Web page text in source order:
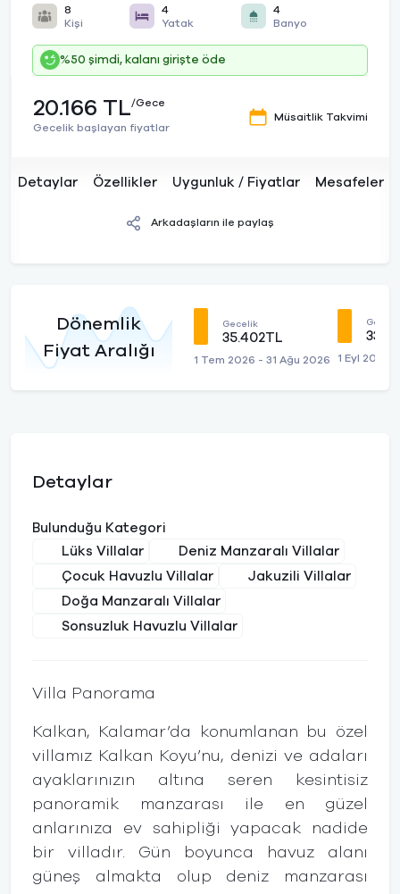
8
Kişi
4
Yatak
4
Banyo
%50 şimdi, kalanı girişte öde
20.166 TL/Gece
Gecelik başlayan fiyatlar
Müsaitlik Takvimi
Detaylar Özellikler Uygunluk / Fiyatlar Mesafeler
Arkadaşların ile paylaş
Dönemlik
Fiyat Aralığı
Gecelik
35.402TL
1 Tem 2026 - 31 Ağu 2026 1 Eyl 2026
Detaylar
Bulunduğu Kategori
Lüks Villalar
Deniz Manzaralı Villalar
Çocuk Havuzlu Villalar
Jakuzili Villalar
Doğa Manzaralı Villalar
Sonsuzluk Havuzlu Villalar
Villa Panorama
Kalkan, Kalamar’da konumlanan bu özel
villamız Kalkan Koyu’nu, denizi ve adaları
ayaklarınızın altına seren kesintisiz
panoramik manzarası ile en güzel
anlarınıza ev sahipliği yapacak nadide
bir villadır. Gün boyunca havuz alanı
güneş almakta olup deniz manzarası